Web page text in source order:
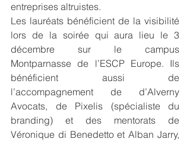
entreprises altruistes.
Les lauréats bénéficient de la visibilité
lors de la soirée qui aura lieu le 3
décembre sur le campus
Montparnasse de l’ESCP Europe. Ils
bénéficient aussi de
l’accompagnement de d’Alverny
Avocats, de Pixelis (spécialiste du
branding) et des mentorats de
Véronique di Benedetto et Alban Jarry,